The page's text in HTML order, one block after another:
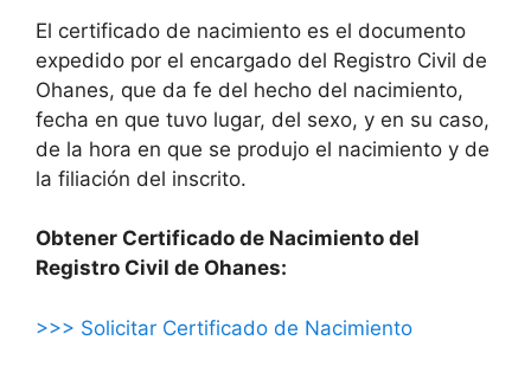
El certificado de nacimiento es el documento
expedido por el encargado del Registro Civil de
Ohanes, que da fe del hecho del nacimiento,
fecha en que tuvo lugar, del sexo, y en su caso,
de la hora en que se produjo el nacimiento y de
la filiación del inscrito.
Obtener Certificado de Nacimiento del
Registro Civil de Ohanes:
>>> Solicitar Certificado de Nacimiento